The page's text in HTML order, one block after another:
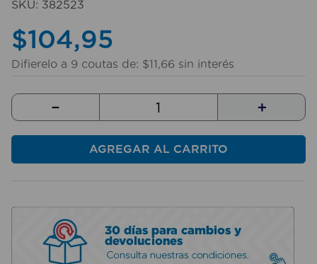
SKU: 382523
$104,95
Difierelo a 9 coutas de: $11,66 sin interés
＋
－
AGREGAR AL CARRITO